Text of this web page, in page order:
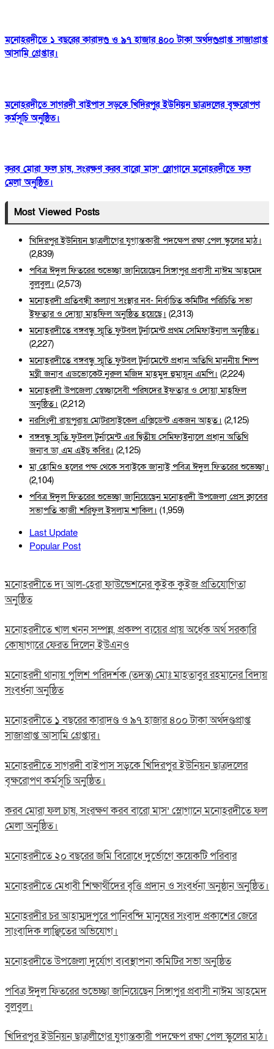
মনোহরদীতে ১ বছরের কারাদণ্ড ও ৯৭ হাজার ৪০০ টাকা অর্থদণ্ডপ্রাপ্ত সাজাপ্রাপ্ত
আসামি গ্রেপ্তার।
মনোহরদীতে সাগরদী বাইপাস সড়কে খিদিরপুর ইউনিয়ন ছাত্রদলের বৃক্ষরোপণ
কর্মসূচি অনুষ্ঠিত।
করব মোরা ফল চাষ, সংরক্ষণ করব বারো মাস’ স্লোগানে মনোহরদীতে ফল
মেলা অনুষ্ঠিত।
Most Viewed Posts
খিদিরপুর ইউনিয়ন ছাত্রলীগের যুগান্তকারী পদক্ষেপ রক্ষা পেল স্কুলের মাঠ।
(2,839)
পবিত্র ঈদুল ফিতরের শুভেচ্ছা জানিয়েছেন সিঙ্গাপুর প্রবাসী নাঈম আহমেদ
বুলবুল। (2,573)
মনোহরদী প্রতিবন্ধী কল্যাণ সংস্থার নব- নির্বাচিত কমিটির পরিচিতি সভা
ইফতার ও দোয়া মাহফিল অনুষ্ঠিত হয়েছে। (2,313)
মনোহরদীতে বঙ্গবন্ধু স্মৃতি ফুটবল টুর্নামেন্ট প্রথম সেমিফাইনাল অনুষ্ঠিত।
(2,227)
মনোহরদীতে বঙ্গবন্ধু স্মৃতি ফুটবল টুর্নামেন্টে প্রধান অতিথি মাননীয় শিল্প
মন্ত্রী জনাব এডভোকেট নুরুল মজিদ মাহমুদ হুমায়ূন এমপি। (2,224)
মনোহরদী উপজেলা স্বেচ্ছাসেবী পরিষদের ইফতার ও দোয়া মাহফিল
অনুষ্ঠিত। (2,212)
নরসিংদী রায়পুরায় মোটরসাইকেল এক্সিডেন্ট একজন আহত। (2,125)
বঙ্গবন্ধু স্মৃতি ফুটবল টুর্নামেন্ট এর দ্বিতীয় সেমিফাইনালে প্রধান অতিথি
জনাব ডা এম এইচ কবির। (2,125)
মা হোমিও হলের পক্ষ থেকে সবাইকে জানাই পবিত্র ঈদুল ফিতরের শুভেচ্ছা।
(2,104)
পবিত্র ঈদুল ফিতরের শুভেচ্ছা জানিয়েছেন মনোহরদী উপজেলা প্রেস ক্লাবের
সভাপতি কাজী শরিফুল ইসলাম শাকিল। (1,959)
Last Update
Popular Post
মনোহরদীতে দ্য আল-হেরা ফাউন্ডেশনের কুইক কুইজ প্রতিযোগিতা
অনুষ্ঠিত
মনোহরদীতে খাল খনন সম্পন্ন, প্রকল্প ব্যয়ের প্রায় অর্ধেক অর্থ সরকারি
কোষাগারে ফেরত দিলেন ইউএনও
মনোহরদী থানায় পুলিশ পরিদর্শক (তদন্ত) মোঃ মাহতাবুর রহমানের বিদায়
সংবর্ধনা অনুষ্ঠিত
মনোহরদীতে ১ বছরের কারাদণ্ড ও ৯৭ হাজার ৪০০ টাকা অর্থদণ্ডপ্রাপ্ত
সাজাপ্রাপ্ত আসামি গ্রেপ্তার।
মনোহরদীতে সাগরদী বাইপাস সড়কে খিদিরপুর ইউনিয়ন ছাত্রদলের
বৃক্ষরোপণ কর্মসূচি অনুষ্ঠিত।
করব মোরা ফল চাষ, সংরক্ষণ করব বারো মাস’ স্লোগানে মনোহরদীতে ফল
মেলা অনুষ্ঠিত।
মনোহরদীতে ২০ বছরের জমি বিরোধে দুর্ভোগে কয়েকটি পরিবার
মনোহরদীতে মেধাবী শিক্ষার্থীদের বৃত্তি প্রদান ও সংবর্ধনা অনুষ্ঠান অনুষ্ঠিত।
মনোহরদীর চর আহাম্মদপুরে পানিবন্দি মানুষের সংবাদ প্রকাশের জেরে
সাংবাদিক লাঞ্ছিতের অভিযোগ।
মনোহরদীতে উপজেলা দুর্যোগ ব্যবস্থাপনা কমিটির সভা অনুষ্ঠিত
পবিত্র ঈদুল ফিতরের শুভেচ্ছা জানিয়েছেন সিঙ্গাপুর প্রবাসী নাঈম আহমেদ
বুলবুল।
খিদিরপুর ইউনিয়ন ছাত্রলীগের যুগান্তকারী পদক্ষেপ রক্ষা পেল স্কুলের মাঠ।